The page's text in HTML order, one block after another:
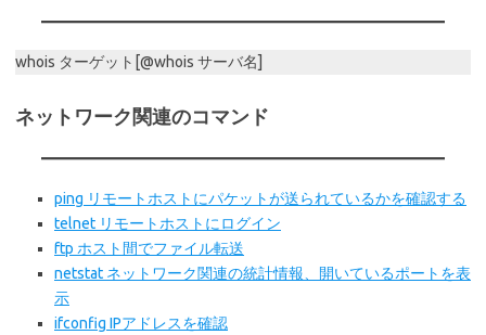
whois ターゲット[@whois サーバ名]
ネットワーク関連のコマンド
ping リモートホストにパケットが送られているかを確認する
telnet リモートホストにログイン
ftp ホスト間でファイル転送
netstat ネットワーク関連の統計情報、開いているポートを表
示
ifconfig IPアドレスを確認